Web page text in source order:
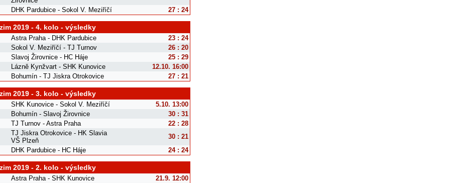
DHK Pardubice - Sokol V. Meziříčí
27 : 24
2019 - 4. kolo - výsledky
Astra Praha - DHK Pardubice
23 : 24
Sokol V. Meziříčí - TJ Turnov
26 : 20
Slavoj Žirovnice - HC Háje
25 : 29
Lázně Kynžvart - SHK Kunovice
12.10. 16:00
Bohumín - TJ Jiskra Otrokovice
27 : 21
2019 - 3. kolo - výsledky
SHK Kunovice - Sokol V. Meziříčí
5.10. 13:00
Bohumín - Slavoj Žirovnice
30 : 31
TJ Turnov - Astra Praha
22 : 28
TJ Jiskra Otrokovice - HK Slavia
VŠ Plzeň
30 : 21
DHK Pardubice - HC Háje
24 : 24
2019 - 2. kolo - výsledky
Astra Praha - SHK Kunovice
21.9. 12:00